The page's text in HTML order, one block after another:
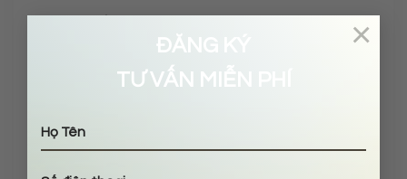
ĐĂNG KÝ
TƯ VẤN MIỄN PHÍ
×
What is Lorem Ipsum?